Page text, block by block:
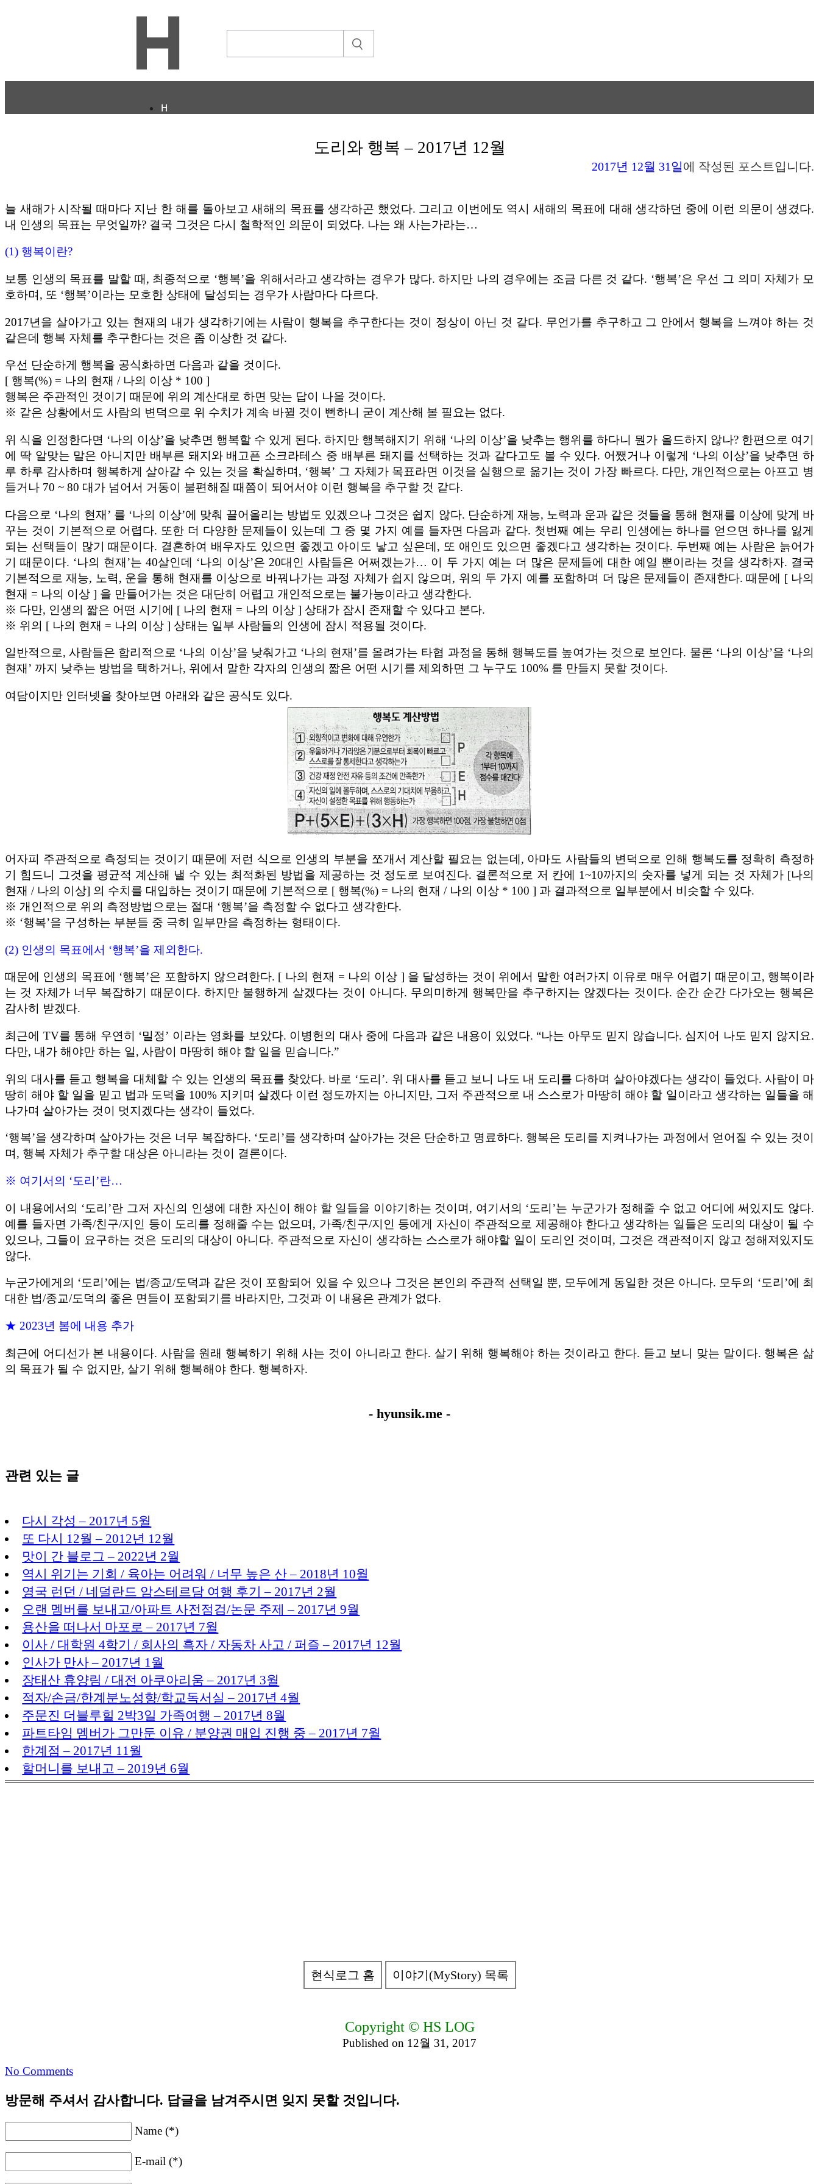
H
ⓘ
도리와 행복 – 2017년 12월
2017년 12월 31일에 작성된 포스트입니다.
늘 새해가 시작될 때마다 지난 한 해를 돌아보고 새해의 목표를 생각하곤 했었다. 그리고 이번에도 역시 새해의 목표에 대해 생각하던 중에 이런 의문이 생겼다.
내 인생의 목표는 무엇일까? 결국 그것은 다시 철학적인 의문이 되었다. 나는 왜 사는가라는…
(1) 행복이란?
보통 인생의 목표를 말할 때, 최종적으로 ‘행복’을 위해서라고 생각하는 경우가 많다. 하지만 나의 경우에는 조금 다른 것 같다. ‘행복’은 우선 그 의미 자체가 모
호하며, 또 ‘행복’이라는 모호한 상태에 달성되는 경우가 사람마다 다르다.
2017년을 살아가고 있는 현재의 내가 생각하기에는 사람이 행복을 추구한다는 것이 정상이 아닌 것 같다. 무언가를 추구하고 그 안에서 행복을 느껴야 하는 것
같은데 행복 자체를 추구한다는 것은 좀 이상한 것 같다.
우선 단순하게 행복을 공식화하면 다음과 같을 것이다.
[ 행복(%) = 나의 현재 / 나의 이상 * 100 ]
행복은 주관적인 것이기 때문에 위의 계산대로 하면 맞는 답이 나올 것이다.
※ 같은 상황에서도 사람의 변덕으로 위 수치가 계속 바뀔 것이 뻔하니 굳이 계산해 볼 필요는 없다.
위 식을 인정한다면 ‘나의 이상’을 낮추면 행복할 수 있게 된다. 하지만 행복해지기 위해 ‘나의 이상’을 낮추는 행위를 하다니 뭔가 올드하지 않나? 한편으로 여기
에 딱 알맞는 말은 아니지만 배부른 돼지와 배고픈 소크라테스 중 배부른 돼지를 선택하는 것과 같다고도 볼 수 있다. 어쨌거나 이렇게 ‘나의 이상’을 낮추면 하
루 하루 감사하며 행복하게 살아갈 수 있는 것을 확실하며, ‘행복’ 그 자체가 목표라면 이것을 실행으로 옮기는 것이 가장 빠르다. 다만, 개인적으로는 아프고 병
들거나 70 ~ 80 대가 넘어서 거동이 불편해질 때쯤이 되어서야 이런 행복을 추구할 것 같다.
다음으로 ‘나의 현재’ 를 ‘나의 이상’에 맞춰 끌어올리는 방법도 있겠으나 그것은 쉽지 않다. 단순하게 재능, 노력과 운과 같은 것들을 통해 현재를 이상에 맞게 바
꾸는 것이 기본적으로 어렵다. 또한 더 다양한 문제들이 있는데 그 중 몇 가지 예를 들자면 다음과 같다. 첫번째 예는 우리 인생에는 하나를 얻으면 하나를 잃게
되는 선택들이 많기 때문이다. 결혼하여 배우자도 있으면 좋겠고 아이도 낳고 싶은데, 또 애인도 있으면 좋겠다고 생각하는 것이다. 두번째 예는 사람은 늙어가
기 때문이다. ‘나의 현재’는 40살인데 ‘나의 이상’은 20대인 사람들은 어쩌겠는가… 이 두 가지 예는 더 많은 문제들에 대한 예일 뿐이라는 것을 생각하자. 결국
기본적으로 재능, 노력, 운을 통해 현재를 이상으로 바꿔나가는 과정 자체가 쉽지 않으며, 위의 두 가지 예를 포함하며 더 많은 문제들이 존재한다. 때문에 [ 나의
현재 = 나의 이상 ] 을 만들어가는 것은 대단히 어렵고 개인적으로는 불가능이라고 생각한다.
※ 다만, 인생의 짧은 어떤 시기에 [ 나의 현재 = 나의 이상 ] 상태가 잠시 존재할 수 있다고 본다.
※ 위의 [ 나의 현재 = 나의 이상 ] 상태는 일부 사람들의 인생에 잠시 적용될 것이다.
일반적으로, 사람들은 합리적으로 ‘나의 이상’을 낮춰가고 ‘나의 현재’를 올려가는 타협 과정을 통해 행복도를 높여가는 것으로 보인다. 물론 ‘나의 이상’을 ‘나의
현재’ 까지 낮추는 방법을 택하거나, 위에서 말한 각자의 인생의 짧은 어떤 시기를 제외하면 그 누구도 100% 를 만들지 못할 것이다.
여담이지만 인터넷을 찾아보면 아래와 같은 공식도 있다.
어자피 주관적으로 측정되는 것이기 때문에 저런 식으로 인생의 부분을 쪼개서 계산할 필요는 없는데, 아마도 사람들의 변덕으로 인해 행복도를 정확히 측정하
기 힘드니 그것을 평균적 계산해 낼 수 있는 최적화된 방법을 제공하는 것 정도로 보여진다. 결론적으로 저 칸에 1~10까지의 숫자를 넣게 되는 것 자체가 [나의
현재 / 나의 이상] 의 수치를 대입하는 것이기 때문에 기본적으로 [ 행복(%) = 나의 현재 / 나의 이상 * 100 ] 과 결과적으로 일부분에서 비슷할 수 있다.
※ 개인적으로 위의 측정방법으로는 절대 ‘행복’을 측정할 수 없다고 생각한다.
※ ‘행복’을 구성하는 부분들 중 극히 일부만을 측정하는 형태이다.
(2) 인생의 목표에서 ‘행복’을 제외한다.
때문에 인생의 목표에 ‘행복’은 포함하지 않으려한다. [ 나의 현재 = 나의 이상 ] 을 달성하는 것이 위에서 말한 여러가지 이유로 매우 어렵기 때문이고, 행복이라
는 것 자체가 너무 복잡하기 때문이다. 하지만 불행하게 살겠다는 것이 아니다. 무의미하게 행복만을 추구하지는 않겠다는 것이다. 순간 순간 다가오는 행복은
감사히 받겠다.
최근에 TV를 통해 우연히 ‘밀정’ 이라는 영화를 보았다. 이병헌의 대사 중에 다음과 같은 내용이 있었다. “나는 아무도 믿지 않습니다. 심지어 나도 믿지 않지요.
다만, 내가 해야만 하는 일, 사람이 마땅히 해야 할 일을 믿습니다.”
위의 대사를 듣고 행복을 대체할 수 있는 인생의 목표를 찾았다. 바로 ‘도리’. 위 대사를 듣고 보니 나도 내 도리를 다하며 살아야겠다는 생각이 들었다. 사람이 마
땅히 해야 할 일을 믿고 법과 도덕을 100% 지키며 살겠다 이런 정도까지는 아니지만, 그저 주관적으로 내 스스로가 마땅히 해야 할 일이라고 생각하는 일들을 해
나가며 살아가는 것이 멋지겠다는 생각이 들었다.
‘행복’을 생각하며 살아가는 것은 너무 복잡하다. ‘도리’를 생각하며 살아가는 것은 단순하고 명료하다. 행복은 도리를 지켜나가는 과정에서 얻어질 수 있는 것이
며, 행복 자체가 추구할 대상은 아니라는 것이 결론이다.
※ 여기서의 ‘도리’란…
이 내용에서의 ‘도리’란 그저 자신의 인생에 대한 자신이 해야 할 일들을 이야기하는 것이며, 여기서의 ‘도리’는 누군가가 정해줄 수 없고 어디에 써있지도 않다.
예를 들자면 가족/친구/지인 등이 도리를 정해줄 수는 없으며, 가족/친구/지인 등에게 자신이 주관적으로 제공해야 한다고 생각하는 일들은 도리의 대상이 될 수
있으나, 그들이 요구하는 것은 도리의 대상이 아니다. 주관적으로 자신이 생각하는 스스로가 해야할 일이 도리인 것이며, 그것은 객관적이지 않고 정해져있지도
않다.
누군가에게의 ‘도리’에는 법/종교/도덕과 같은 것이 포함되어 있을 수 있으나 그것은 본인의 주관적 선택일 뿐, 모두에게 동일한 것은 아니다. 모두의 ‘도리’에 최
대한 법/종교/도덕의 좋은 면들이 포함되기를 바라지만, 그것과 이 내용은 관계가 없다.
★ 2023년 봄에 내용 추가
최근에 어디선가 본 내용이다. 사람을 원래 행복하기 위해 사는 것이 아니라고 한다. 살기 위해 행복해야 하는 것이라고 한다. 듣고 보니 맞는 말이다. 행복은 삶
의 목표가 될 수 없지만, 살기 위해 행복해야 한다. 행복하자.
- hyunsik.me -
관련 있는 글
다시 각성 – 2017년 5월
또 다시 12월 – 2012년 12월
맛이 간 블로그 – 2022년 2월
역시 위기는 기회 / 육아는 어려워 / 너무 높은 산 – 2018년 10월
영국 런던 / 네덜란드 암스테르담 여행 후기 – 2017년 2월
오랜 멤버를 보내고/아파트 사전점검/논문 주제 – 2017년 9월
용산을 떠나서 마포로 – 2017년 7월
이사 / 대학원 4학기 / 회사의 흑자 / 자동차 사고 / 퍼즐 – 2017년 12월
인사가 만사 – 2017년 1월
장태산 휴양림 / 대전 아쿠아리움 – 2017년 3월
적자/손금/한계분노성향/학교독서실 – 2017년 4월
주문진 더블루힐 2박3일 가족여행 – 2017년 8월
파트타임 멤버가 그만둔 이유 / 분양권 매입 진행 중 – 2017년 7월
한계점 – 2017년 11월
할머니를 보내고 – 2019년 6월
현식로그 홈 이야기(MyStory) 목록
Copyright © HS LOG
Published on 12월 31, 2017
No Comments
방문해 주셔서 감사합니다. 답글을 남겨주시면 잊지 못할 것입니다.
Name (*)
E-mail (*)